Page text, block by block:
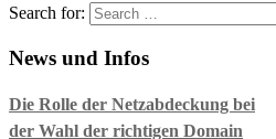
Search for:
News und Infos
Die Rolle der Netzabdeckung bei
der Wahl der richtigen Domain